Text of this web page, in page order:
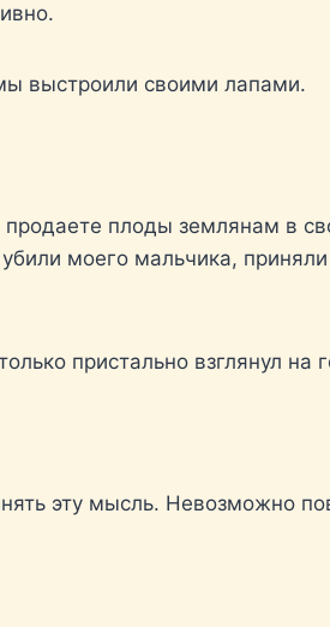
выстроили своими лапами.
плоды землянам в
моего мальчика,
пристально взглянул на
эту мысль. Невозможно